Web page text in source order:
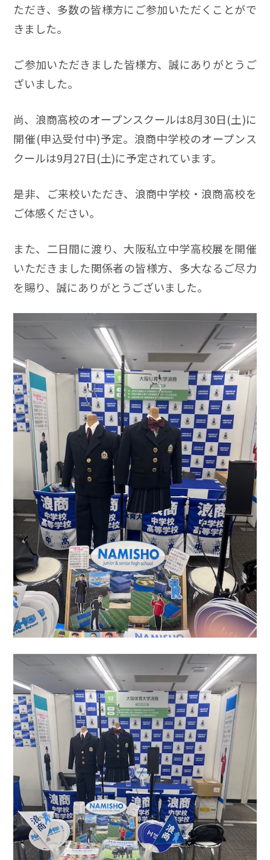
ただき、多数の皆様方にご参加いただくことがで
きました。
ご参加いただきました皆様方、誠にありがとうご
ざいました。
尚、浪商高校のオープンスクールは8月30日(土)に
開催(申込受付中)予定。浪商中学校のオープンス
クールは9月27日(土)に予定されています。
是非、ご来校いただき、浪商中学校・浪商高校を
ご体感ください。
また、二日間に渡り、大阪私立中学高校展を開催
いただきました関係者の皆様方、多大なるご尽力
を賜り、誠にありがとうございました。